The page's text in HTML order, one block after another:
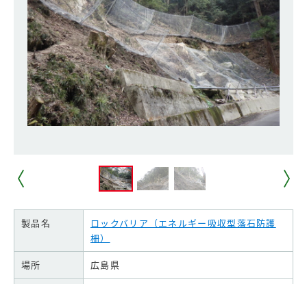
製品名
ロックバリア（エネルギー吸収型落石防護
柵）
場所 広島県